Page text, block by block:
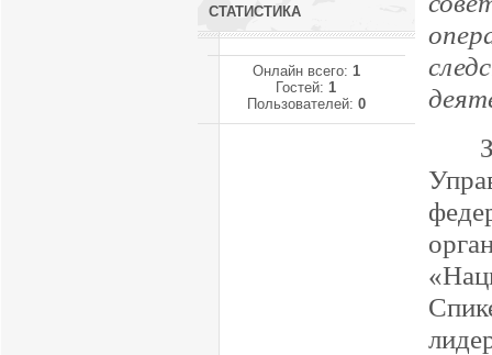
СТАТИСТИКА
Онлайн всего: 1
Гостей:1
Пользователей: 0